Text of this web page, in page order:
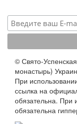
© Свято-
монастырь)
При
ссылка на
обязательна. При
обязательна